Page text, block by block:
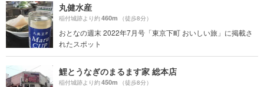
丸健水産
稲付城跡より約460m （徒歩8分）
おとなの週末 2022年7月号「東京下町 おいしい旅」に掲載さ
れたスポット
鯉とうなぎのまるます家 総本店
稲付城跡より約450m （徒歩8分）